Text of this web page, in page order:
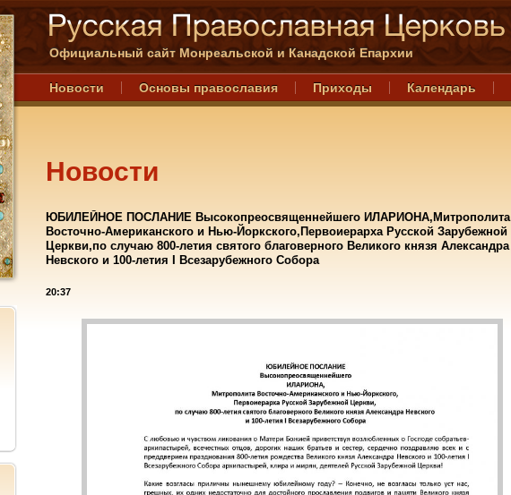
Официальный сайт Монреальской и Канадской Епархии
Новости Основы православия Приходы Календарь
Новости
ЮБИЛЕЙНОЕ ПОСЛАНИЕ Высокопреосвященнейшего ИЛАРИОНА,Митрополита
Восточно-Американского и Нью-Йоркского,Первоиерарха Русской Зарубежной
Церкви,по случаю 800-летия святого благоверного Великого князя Александра
Невского и 100-летия I Всезарубежного Собора
20:37